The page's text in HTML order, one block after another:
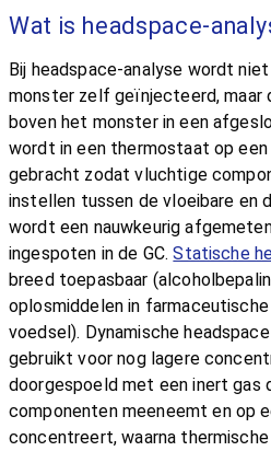
Wat is headspace-
Bij headspace-analyse wordt
monster zelf geïnjecteerd, maar
boven het monster in een
wordt in een thermostaat op
gebracht zodat vluchtige
instellen tussen de vloeibare en
wordt een nauwkeurig
ingespoten in de GC.Statische
breed toepasbaar
oplosmiddelen in
voedsel). Dynamische
gebruikt voor nog lagere
doorgespoeld met een inert gas
componenten meeneemt en op
concentreert, waarna